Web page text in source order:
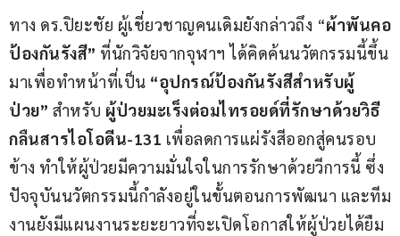
ทาง ดร.ปิยะชัย ผู้เชี่ยวชาญคนเดิมยังกล่าวถึง “ผ้าพันคอ
ป้องกันรังสี” ที่นักวิจัยจากจุฬาฯ ได้คิดค้นนวัตกรรมนี้ขึ้น
มาเพื่อทำหน้าที่เป็น “อุปกรณ์ป้องกันรังสีสำหรับผู้
ป่วย” สำหรับ ผู้ป่วยมะเร็งต่อมไทรอยด์ที่รักษาด้วยวิธี
กลืนสารไอโอดีน-131 เพื่อลดการแผ่รังสีออกสู่คนรอบ
ข้าง ทำให้ผู้ป่วยมีความมั่นใจในการรักษาด้วยวีการนี้ ซึ่ง
ปัจจุบันนวัตกรรมนี้กำลังอยู่ในขั้นตอนการพัฒนา และทีม
งานยังมีแผนงานระยะยาวที่จะเปิดโอกาสให้ผู้ป่วยได้ยืม